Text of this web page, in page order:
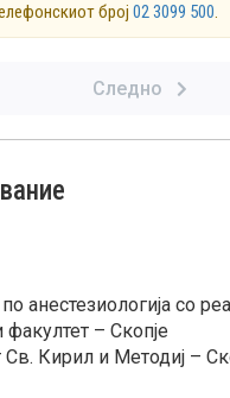
број 02 3099 500.
Следно
анестезиологија со
– Скопје
Св. Кирил и Методиј –